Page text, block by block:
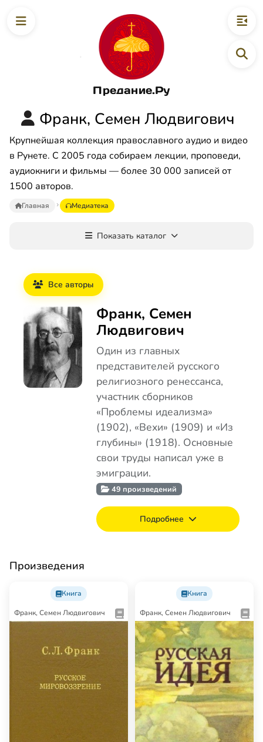
Предание.Ру
Франк, Семен Людвигович
Крупнейшая коллекция православного аудио и видео
в Рунете. С 2005 года собираем лекции, проповеди,
аудиокниги и фильмы — более 30 000 записей от
1500 авторов.
Главная Медиатека
Показать каталог
Все авторы
Франк, Семен
Людвигович
Один из главных
представителей русского
религиозного ренессанса,
участник сборников
«Проблемы идеализма»
(1902), «Вехи» (1909) и «Из
глубины» (1918). Основные
свои труды написал уже в
эмиграции.
49 произведений
Подробнее
Произведения
Книга
Франк, Семен Людвигович
Книга
Франк, Семен Людвигович